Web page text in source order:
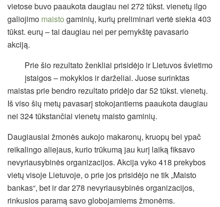
vietose buvo paaukota daugiau nei 272 tūkst. vienetų ilgo
galiojimo maisto gaminių, kurių preliminari vertė siekia 403
tūkst. eurų – tai daugiau nei per pernykštę pavasario
akciją.
Prie šio rezultato ženkliai prisidėjo ir Lietuvos švietimo
įstaigos – mokyklos ir darželiai. Juose surinktas
maistas prie bendro rezultato pridėjo dar 52 tūkst. vienetų.
Iš viso šių metų pavasarį stokojantiems paaukota daugiau
nei 324 tūkstančiai vienetų maisto gaminių.
Daugiausiai žmonės aukojo makaronų, kruopų bei ypač
reikalingo aliejaus, kurio trūkumą jau kurį laiką fiksavo
nevyriausybinės organizacijos. Akcija vyko 418 prekybos
vietų visoje Lietuvoje, o prie jos prisidėjo ne tik „Maisto
bankas“, bet ir dar 278 nevyriausybinės organizacijos,
rinkusios paramą savo globojamiems žmonėms.